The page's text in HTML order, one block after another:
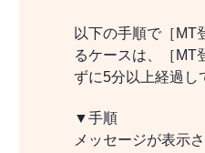
以下の手順で［MT
るケースは、［MT
ずに5分以上経過し
▼手順
メッセージが表示